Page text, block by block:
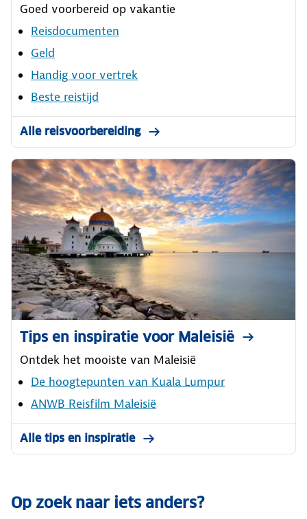
Goed voorbereid op vakantie
Reisdocumenten
Geld
Handig voor vertrek
Beste reistijd
Alle reisvoorbereiding
Tips en inspiratie voor Maleisië
Ontdek het mooiste van Maleisië
De hoogtepunten van Kuala Lumpur
ANWB Reisfilm Maleisië
Alle tips en inspiratie
Op zoek naar iets anders?